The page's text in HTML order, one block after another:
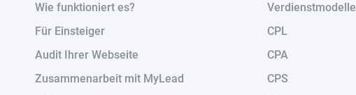
Wie funktioniert es?
Für Einsteiger
Audit Ihrer Webseite
Zusammenarbeit mit MyLead
Verdienstmodelle
CPL
CPA
CPS